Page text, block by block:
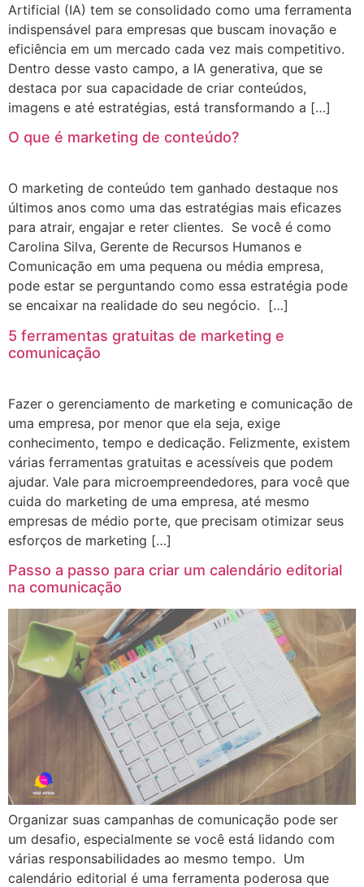
Artificial (IA) tem se consolidado como uma ferramenta
indispensável para empresas que buscam inovação e
eficiência em um mercado cada vez mais competitivo.
Dentro desse vasto campo, a IA generativa, que se
destaca por sua capacidade de criar conteúdos,
imagens e até estratégias, está transformando a […]
O que é marketing de conteúdo?
O marketing de conteúdo tem ganhado destaque nos
últimos anos como uma das estratégias mais eficazes
para atrair, engajar e reter clientes. Se você é como
Carolina Silva, Gerente de Recursos Humanos e
Comunicação em uma pequena ou média empresa,
pode estar se perguntando como essa estratégia pode
se encaixar na realidade do seu negócio. […]
5 ferramentas gratuitas de marketing e
comunicação
Fazer o gerenciamento de marketing e comunicação de
uma empresa, por menor que ela seja, exige
conhecimento, tempo e dedicação. Felizmente, existem
várias ferramentas gratuitas e acessíveis que podem
ajudar. Vale para microempreendedores, para você que
cuida do marketing de uma empresa, até mesmo
empresas de médio porte, que precisam otimizar seus
esforços de marketing […]
Passo a passo para criar um calendário editorial
na comunicação
Organizar suas campanhas de comunicação pode ser
um desafio, especialmente se você está lidando com
várias responsabilidades ao mesmo tempo. Um
calendário editorial é uma ferramenta poderosa que